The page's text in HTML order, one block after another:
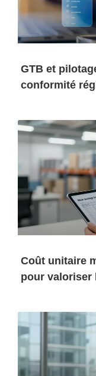
GTB et
conformité
Coût unitaire
pour valoriser